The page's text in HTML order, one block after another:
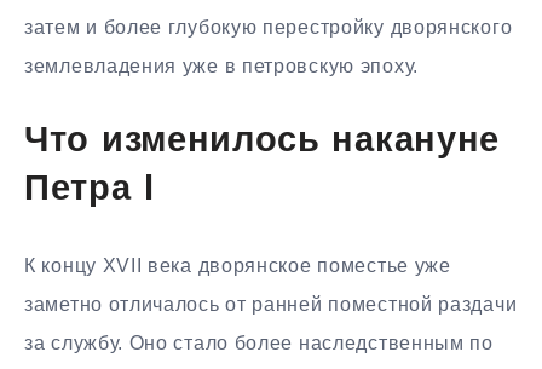
затем и более глубокую перестройку дворянского
землевладения уже в петровскую эпоху.
Что изменилось накануне
Петра I
К концу XVII века дворянское поместье уже
заметно отличалось от ранней поместной раздачи
за службу. Оно стало более наследственным по